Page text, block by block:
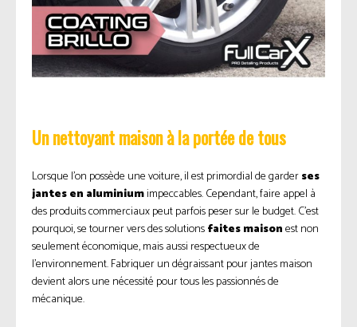
Un nettoyant maison à la portée de tous
Lorsque l’on possède une voiture, il est primordial de garderses
jantes en aluminiumimpeccables. Cependant, faire appel à
des produits commerciaux peut parfois peser sur le budget. C’est
pourquoi, se tourner vers des solutionsfaites maisonest non
seulement économique, mais aussi respectueux de
l’environnement. Fabriquer un dégraissant pour jantes maison
devient alors une nécessité pour tous les passionnés de
mécanique.